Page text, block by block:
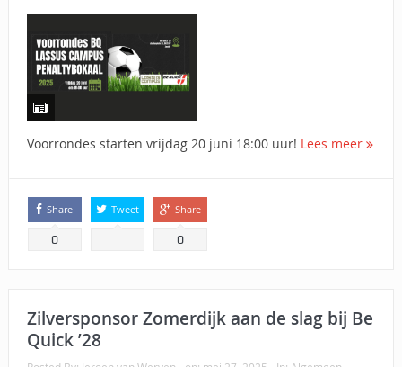
Voorrondes starten vrijdag 20 juni 18:00 uur! Lees meer
Share
0
Tweet Share
0
Zilversponsor Zomerdijk aan de slag bij Be
Quick ’28